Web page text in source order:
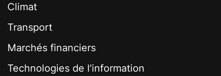
Climat
Transport
Marchés financiers
Technologies de l’information